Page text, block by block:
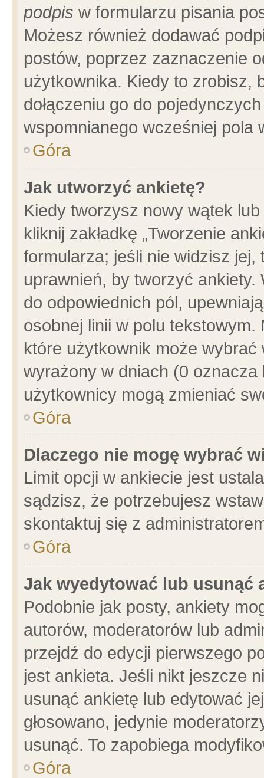
podpis w formularzu pisania
Możesz również dodawać
postów, poprzez zaznaczenie
użytkownika. Kiedy to zrobisz,
dołączeniu go do
wspomnianego wcześniej pola
Góra
Jak utworzyć ankietę?
Kiedy tworzysz nowy wątek
kliknij zakładkę „Tworzenie
formularza; jeśli nie widzisz
uprawnień, by tworzyć ankiety.
do odpowiednich pól,
osobnej linii w polu
które użytkownik może
wyrażony w dniach (0
użytkownicy mogą zmieniać
Góra
Dlaczego nie mogę wybrać
Limit opcji w ankiecie jest
sądzisz, że potrzebujesz
skontaktuj się z
Góra
Jak wyedytować lub usunąć
Podobnie jak posty, ankiety
autorów, moderatorów lub
przejdź do edycji pierwszego
jest ankieta. Jeśli nikt jeszcze
usunąć ankietę lub edytować
głosowano, jedynie
usunąć. To zapobiega
Góra